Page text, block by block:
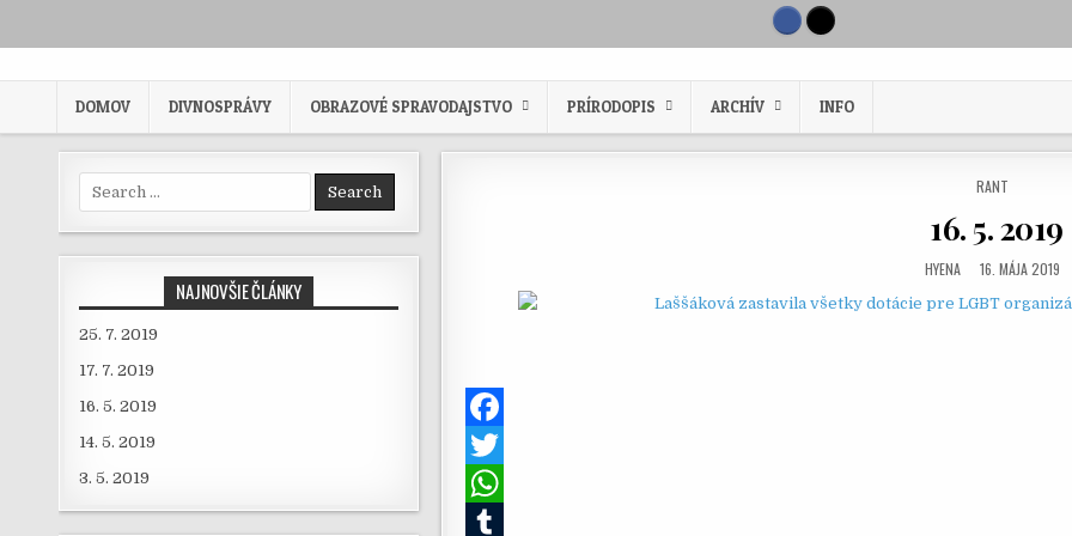
DOMOV DIVNOSPRÁVY OBRAZOVÉ SPRAVODAJSTVO PRÍRODOPIS ARCHÍV INFO
POSTED IN
RANT
16. 5. 2019
AUTHOR:
HYENA PUBLISHED
16. MÁJA 2019
F
aT
wW
Search for:
NAJNOVŠIE ČLÁNKY
25. 7. 2019
17. 7. 2019
16. 5. 2019
14. 5. 2019
3. 5. 2019